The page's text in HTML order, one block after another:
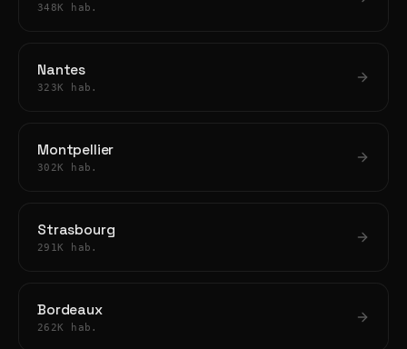
348K hab.
Nantes
323K hab.
Montpellier
302K hab.
Strasbourg
291K hab.
Bordeaux
262K hab.